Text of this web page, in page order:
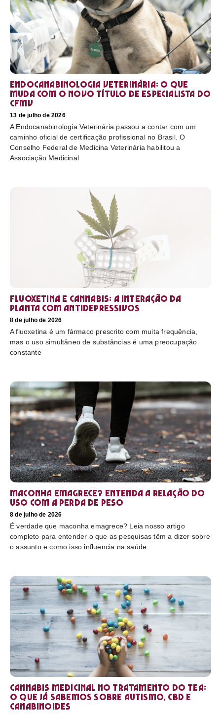
Endocanabinologia Veterinária: o que
muda com o novo título de especialista do
CFMV
13 de julho de 2026
A Endocanabinologia Veterinária passou a contar com um
caminho oficial de certificação profissional no Brasil. O
Conselho Federal de Medicina Veterinária habilitou a
Associação Medicinal
Fluoxetina e Cannabis: a interação da
planta com antidepressivos
8 de julho de 2026
A fluoxetina é um fármaco prescrito com muita frequência,
mas o uso simultâneo de substâncias é uma preocupação
constante
Maconha emagrece? Entenda a relação do
uso com a perda de peso
8 de julho de 2026
É verdade que maconha emagrece? Leia nosso artigo
completo para entender o que as pesquisas têm a dizer sobre
o assunto e como isso influencia na saúde.
Cannabis medicinal no tratamento do TEA:
o que já sabemos sobre autismo, CBD e
canabinoides